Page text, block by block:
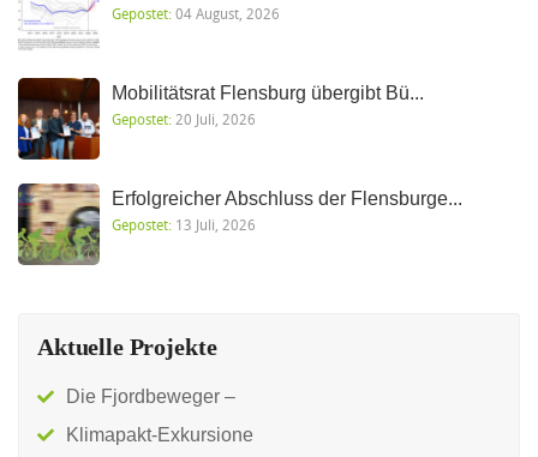
Gepostet:04 August, 2026
Mobilitätsrat Flensburg übergibt Bü...
Gepostet:20 Juli, 2026
Erfolgreicher Abschluss der Flensburge...
Gepostet: 13 Juli, 2026
Aktuelle Projekte
Die Fjordbeweger –
Klimapakt-Exkursione